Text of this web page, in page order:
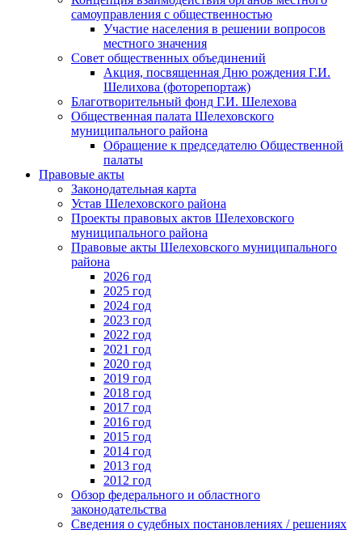
самоуправления с общественностью
Участие населения в решении вопросов
местного значения
Совет общественных объединений
Акция, посвященная Дню рождения Г.И.
Шелихова (фоторепортаж)
Благотворительный фонд Г.И. Шелехова
Общественная палата Шелеховского
муниципального района
Обращение к председателю Общественной
палаты
Правовые акты
Законодательная карта
Устав Шелеховского района
Проекты правовых актов Шелеховского
муниципального района
Правовые акты Шелеховского муниципального
района
2026 год
2025 год
2024 год
2023 год
2022 год
2021 год
2020 год
2019 год
2018 год
2017 год
2016 год
2015 год
2014 год
2013 год
2012 год
Обзор федерального и областного
законодательства
Сведения о судебных постановлениях / решениях